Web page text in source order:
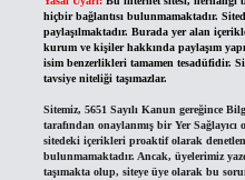
hiçbir bağlantısı bulunmamaktadır.
paylaşılmaktadır. Burada yer alan
kurum ve kişiler hakkında paylaşım
isim benzerlikleri tamamen tesadüfidir.
tavsiye niteliği taşımazlar.
Sitemiz, 5651 Sayılı Kanun gereğince
tarafından onaylanmış bir Yer
sitedeki içerikleri proaktif olarak
bulunmamaktadır. Ancak, üyelerimiz
taşımakta olup, siteye üye olarak bu